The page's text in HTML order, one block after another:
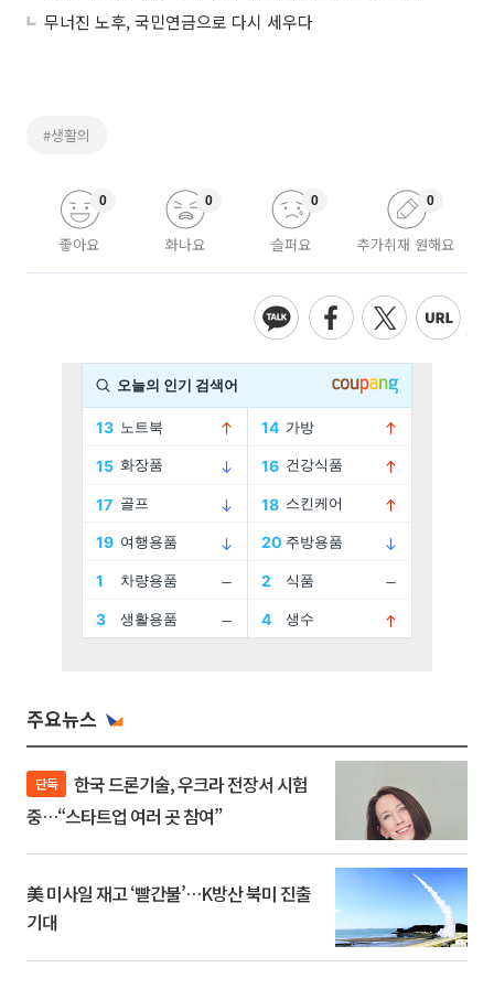
무너진 노후, 국민연금으로 다시 세우다
#생활의
좋아요
0
화나요
0
슬퍼요
0
추가취재 원해요
0
주요뉴스
단독
중…“스타트업 여러 곳 참여”
美 미사일 재고 ‘빨간불’…K방산 북미 진출
기대